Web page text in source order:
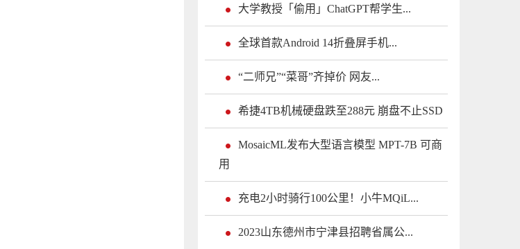
大学教授「偷用」ChatGPT帮学生...
全球首款Android 14折叠屏手机...
“二师兄”“菜哥”齐掉价 网友...
希捷4TB机械硬盘跌至288元 崩盘不止SSD
MosaicML发布大型语言模型 MPT-7B 可商
用
充电2小时骑行100公里！小牛MQiL...
2023山东德州市宁津县招聘省属公...